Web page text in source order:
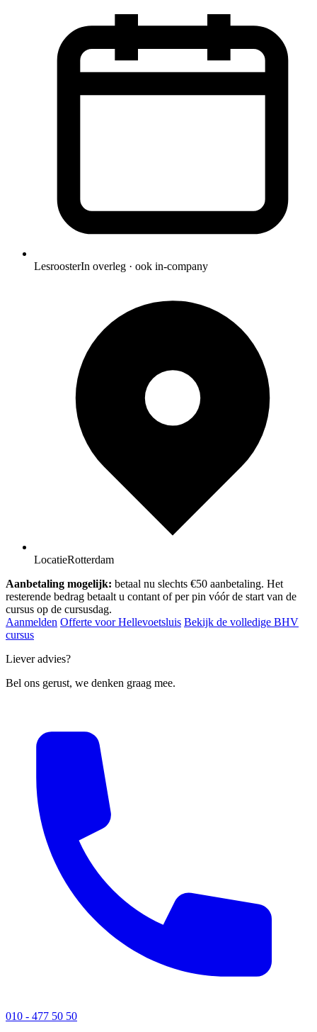
LesroosterIn overleg · ook in-company
LocatieRotterdam
Aanbetaling mogelijk: betaal nu slechts €50 aanbetaling. Het
resterende bedrag betaalt u contant of per pin vóór de start van de
cursus op de cursusdag.
Aanmelden Offerte voor Hellevoetsluis Bekijk de volledige BHV
cursus
Liever advies?
Bel ons gerust, we denken graag mee.
010 - 477 50 50